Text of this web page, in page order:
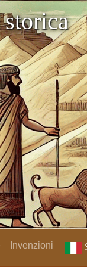
Invenzioni